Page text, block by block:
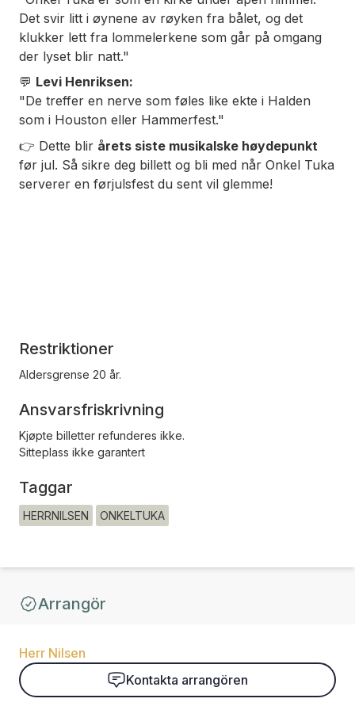
Det svir litt i øynene av røyken fra bålet, og det
klukker lett fra lommelerkene som går på omgang
der lyset blir natt."
💬 Levi Henriksen:
"De treffer en nerve som føles like ekte i Halden
som i Houston eller Hammerfest."
👉 Dette blir årets siste musikalske høydepunkt
før jul. Så sikre deg billett og bli med når Onkel Tuka
serverer en førjulsfest du sent vil glemme!
Restriktioner
Aldersgrense 20 år.
Ansvarsfriskrivning
Kjøpte billetter refunderes ikke.
Sitteplass ikke garantert
Taggar
HERRNILSEN ONKELTUKA
Arrangör
Herr Nilsen
Kontakta arrangören